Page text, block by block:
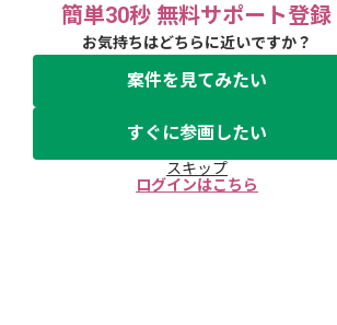
簡単30秒 無料サポート登録
お気持ちはどちらに近いですか？
案件を見てみたい
すぐに参画したい
スキップ
ログインはこちら